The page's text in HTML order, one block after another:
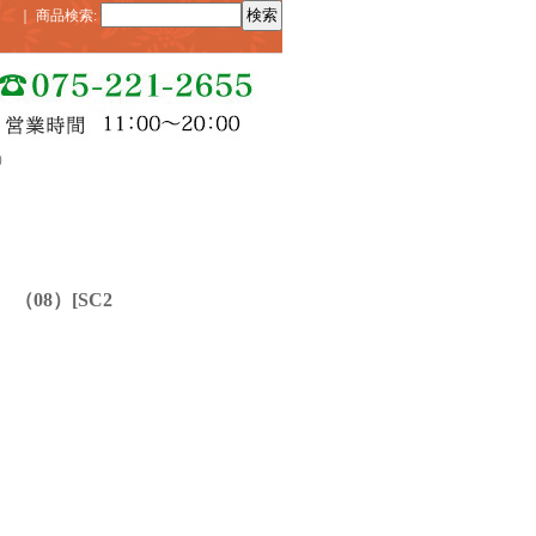
商品検索:
08） [SC2